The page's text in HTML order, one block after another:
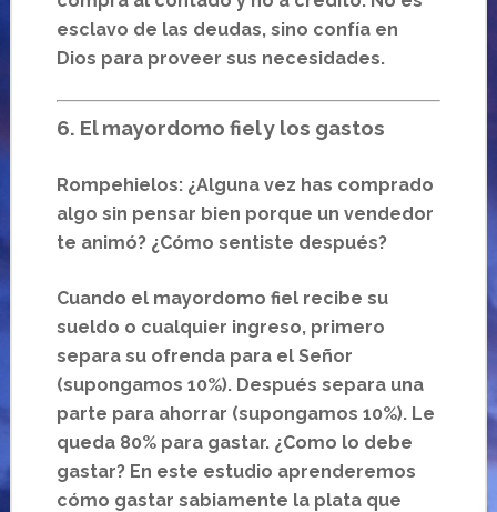
esclavo de las deudas, sino confía en
Dios para proveer sus necesidades.
6. El mayordomo fiel y los gastos
Rompehielos: ¿Alguna vez has comprado
algo sin pensar bien porque un vendedor
te animó? ¿Cómo sentiste después?
Cuando el mayordomo fiel recibe su
sueldo o cualquier ingreso, primero
separa su ofrenda para el Señor
(supongamos 10%). Después separa una
parte para ahorrar (supongamos 10%). Le
queda 80% para gastar. ¿Como lo debe
gastar? En este estudio aprenderemos
cómo gastar sabiamente la plata que